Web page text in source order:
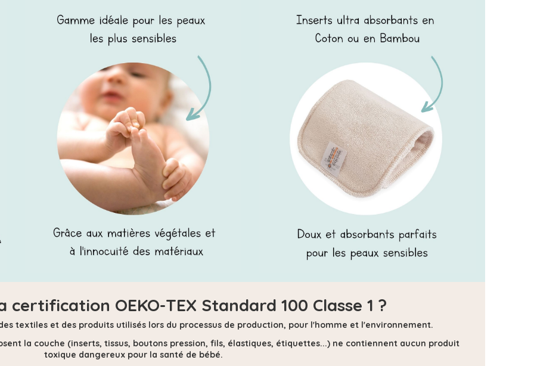
certification OEKO-TEX Standard 100 Classe 1 ?
textiles et des produits utilisés lors du processus de production, pour l'homme et l'environnement.
la couche (inserts, tissus, boutons pression, fils, élastiques, étiquettes...) ne contiennent aucun produit
toxique dangereux pour la santé de bébé.